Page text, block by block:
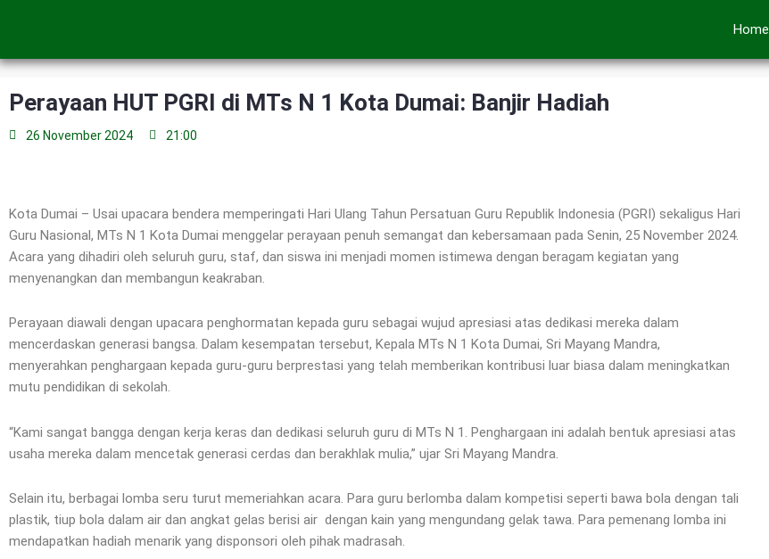
Home
Perayaan HUT PGRI di MTs N 1 Kota Dumai: Banjir Hadiah
26 November 2024 21:00
Kota Dumai – Usai upacara bendera memperingati Hari Ulang Tahun Persatuan Guru Republik Indonesia (PGRI) sekaligus Hari
Guru Nasional, MTs N 1 Kota Dumai menggelar perayaan penuh semangat dan kebersamaan pada Senin, 25 November 2024.
Acara yang dihadiri oleh seluruh guru, staf, dan siswa ini menjadi momen istimewa dengan beragam kegiatan yang
menyenangkan dan membangun keakraban.
Perayaan diawali dengan upacara penghormatan kepada guru sebagai wujud apresiasi atas dedikasi mereka dalam
mencerdaskan generasi bangsa. Dalam kesempatan tersebut, Kepala MTs N 1 Kota Dumai, Sri Mayang Mandra,
menyerahkan penghargaan kepada guru-guru berprestasi yang telah memberikan kontribusi luar biasa dalam meningkatkan
mutu pendidikan di sekolah.
“Kami sangat bangga dengan kerja keras dan dedikasi seluruh guru di MTs N 1. Penghargaan ini adalah bentuk apresiasi atas
usaha mereka dalam mencetak generasi cerdas dan berakhlak mulia,” ujar Sri Mayang Mandra.
Selain itu, berbagai lomba seru turut memeriahkan acara. Para guru berlomba dalam kompetisi seperti bawa bola dengan tali
plastik, tiup bola dalam air dan angkat gelas berisi air dengan kain yang mengundang gelak tawa. Para pemenang lomba ini
mendapatkan hadiah menarik yang disponsori oleh pihak madrasah.